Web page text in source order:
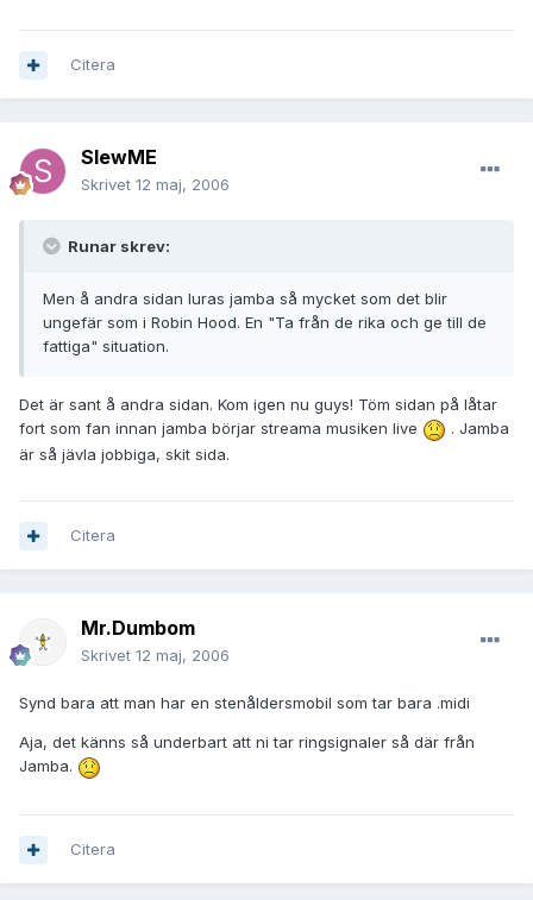
Citera
SlewME
Skrivet 12 maj, 2006
Runar skrev:
Men å andra sidan luras jamba så mycket som det blir
ungefär som i Robin Hood. En "Ta från de rika och ge till de
fattiga" situation.
Det är sant å andra sidan. Kom igen nu guys! Töm sidan på låtar
fort som fan innan jamba börjar streama musiken live
. Jamba
är så jävla jobbiga, skit sida.
Citera
Mr.Dumbom
Skrivet 12 maj, 2006
Synd bara att man har en stenåldersmobil som tar bara .midi
Aja, det känns så underbart att ni tar ringsignaler så där från
Jamba.
Citera